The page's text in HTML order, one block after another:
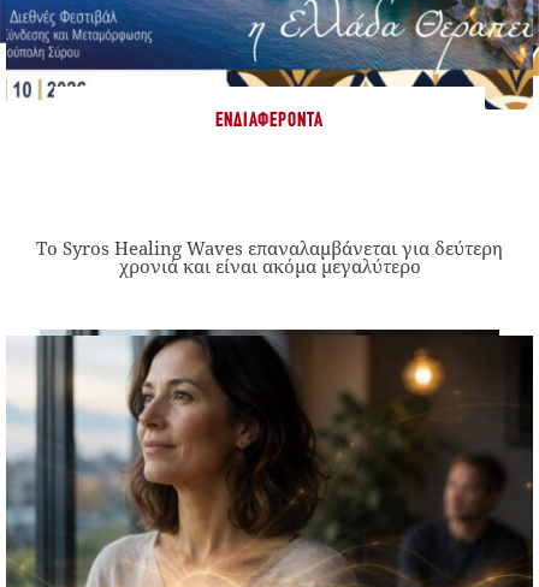
ΕΝΔΙΑΦΈΡΟΝΤΑ
Το Syros Healing Waves επαναλαμβάνεται για δεύτερη
χρονιά και είναι ακόμα μεγαλύτερο